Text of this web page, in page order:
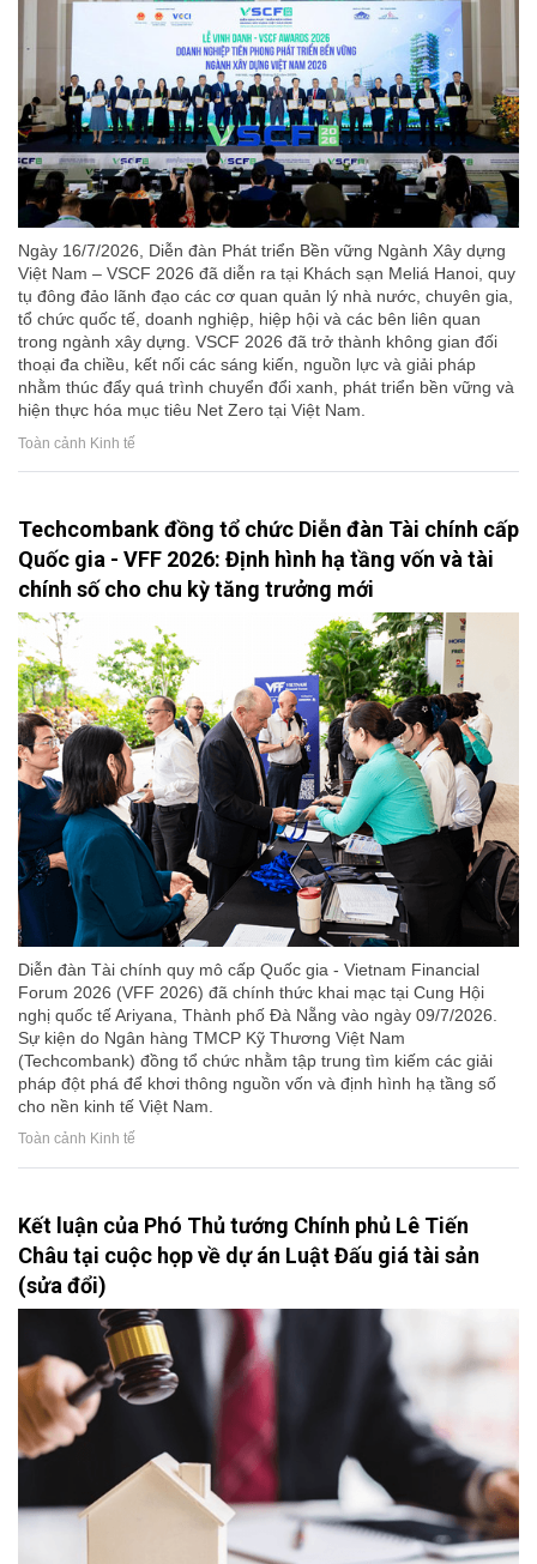
Ngày 16/7/2026, Diễn đàn Phát triển Bền vững Ngành Xây dựng
Việt Nam – VSCF 2026 đã diễn ra tại Khách sạn Meliá Hanoi, quy
tụ đông đảo lãnh đạo các cơ quan quản lý nhà nước, chuyên gia,
tổ chức quốc tế, doanh nghiệp, hiệp hội và các bên liên quan
trong ngành xây dựng. VSCF 2026 đã trở thành không gian đối
thoại đa chiều, kết nối các sáng kiến, nguồn lực và giải pháp
nhằm thúc đẩy quá trình chuyển đổi xanh, phát triển bền vững và
hiện thực hóa mục tiêu Net Zero tại Việt Nam.
Toàn cảnh Kinh tế
Techcombank đồng tổ chức Diễn đàn Tài chính cấp
Quốc gia - VFF 2026: Định hình hạ tầng vốn và tài
chính số cho chu kỳ tăng trưởng mới
Diễn đàn Tài chính quy mô cấp Quốc gia - Vietnam Financial
Forum 2026 (VFF 2026) đã chính thức khai mạc tại Cung Hội
nghị quốc tế Ariyana, Thành phố Đà Nẵng vào ngày 09/7/2026.
Sự kiện do Ngân hàng TMCP Kỹ Thương Việt Nam
(Techcombank) đồng tổ chức nhằm tập trung tìm kiếm các giải
pháp đột phá để khơi thông nguồn vốn và định hình hạ tầng số
cho nền kinh tế Việt Nam.
Toàn cảnh Kinh tế
Kết luận của Phó Thủ tướng Chính phủ Lê Tiến
Châu tại cuộc họp về dự án Luật Đấu giá tài sản
(sửa đổi)